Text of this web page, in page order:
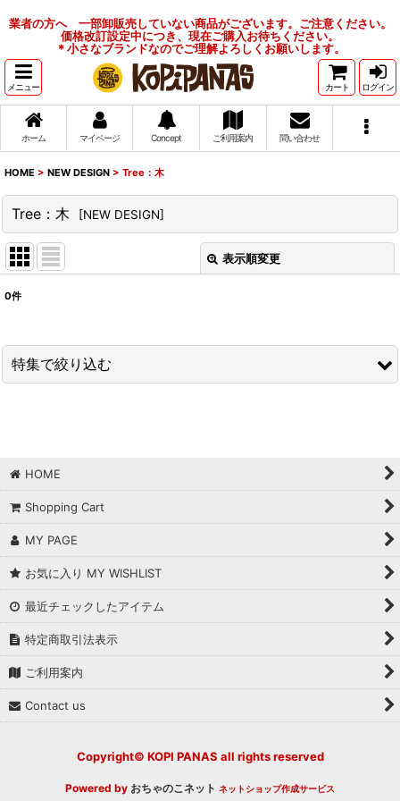
業者の方へ 一部卸販売していない商品がございます。ご注意ください。
価格改訂設定中につき、現在ご購入お待ちください。
＊小さなブランドなのでご理解よろしくお願いします。
メニュー カート ログイン
ホーム マイページ Concept ご利用案内 問い合わせ
HOME > NEW DESIGN > Tree：木
Tree：木 [NEW DESIGN]
表示順変更
並び順:
0件
特集で絞り込む
L（21cm~）
縁起物
DOG：犬
BIRD：鳥
Trick or Treat：仮装
HOME
Shopping Cart
MY PAGE
お気に入り MY WISHLIST
最近チェックしたアイテム
特定商取引法表示
ご利用案内
Contact us
Copyright© KOPI PANAS all rights reserved
Powered by おちゃのこネット ネットショップ作成サービス